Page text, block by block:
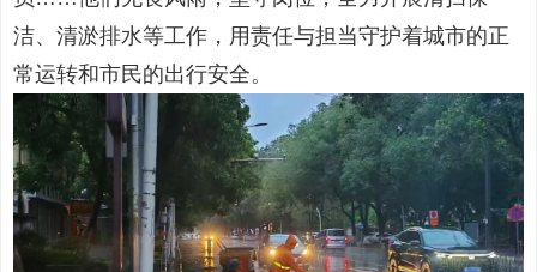
洁、清淤排水等工作，用责任与担当守护着城市的正
常运转和市民的出行安全。